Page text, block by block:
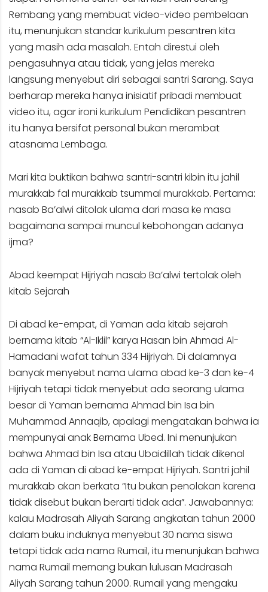
Rembang yang membuat video-video pembelaan
itu, menunjukan standar kurikulum pesantren kita
yang masih ada masalah. Entah direstui oleh
pengasuhnya atau tidak, yang jelas mereka
langsung menyebut diri sebagai santri Sarang. Saya
berharap mereka hanya inisiatif pribadi membuat
video itu, agar ironi kurikulum Pendidikan pesantren
itu hanya bersifat personal bukan merambat
atasnama Lembaga.
Mari kita buktikan bahwa santri-santri kibin itu jahil
murakkab fal murakkab tsummal murakkab. Pertama:
nasab Ba’alwi ditolak ulama dari masa ke masa
bagaimana sampai muncul kebohongan adanya
ijma?
Abad keempat Hijriyah nasab Ba’alwi tertolak oleh
kitab Sejarah
Di abad ke-empat, di Yaman ada kitab sejarah
bernama kitab “Al-Iklil” karya Hasan bin Ahmad Al-
Hamadani wafat tahun 334 Hijriyah. Di dalamnya
banyak menyebut nama ulama abad ke-3 dan ke-4
Hijriyah tetapi tidak menyebut ada seorang ulama
besar di Yaman bernama Ahmad bin Isa bin
Muhammad Annaqib, apalagi mengatakan bahwa ia
mempunyai anak Bernama Ubed. Ini menunjukan
bahwa Ahmad bin Isa atau Ubaidillah tidak dikenal
ada di Yaman di abad ke-empat Hijriyah. Santri jahil
murakkab akan berkata “Itu bukan penolakan karena
tidak disebut bukan berarti tidak ada”. Jawabannya:
kalau Madrasah Aliyah Sarang angkatan tahun 2000
dalam buku induknya menyebut 30 nama siswa
tetapi tidak ada nama Rumail, itu menunjukan bahwa
nama Rumail memang bukan lulusan Madrasah
Aliyah Sarang tahun 2000. Rumail yang mengaku